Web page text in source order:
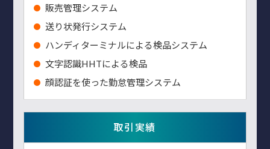
販売管理システム
送り状発行システム
ハンディターミナルによる検品システム
⽂字認識HHTによる検品
顔認証を使った勤怠管理システム
取引実績